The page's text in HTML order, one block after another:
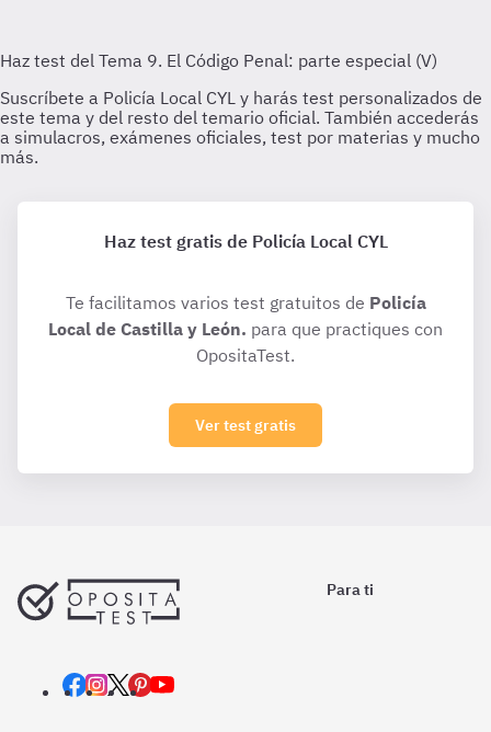
Haz test gratis de Policía Local CYL
Te facilitamos varios test gratuitos de Policía
Local de Castilla y León. para que practiques con
OpositaTest.
Ver test gratis
Para ti